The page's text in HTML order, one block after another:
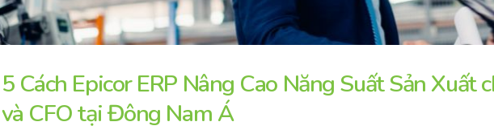
5 Cách Epicor ERP Nâng Cao Năng Suất Sản Xuất
và CFO tại Đông Nam Á